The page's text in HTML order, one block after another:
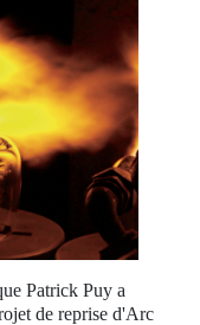
Patrick Puy a
de reprise d'Arc